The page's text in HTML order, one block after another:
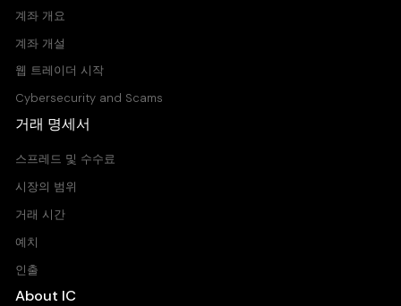
계좌 개요
계좌 개설
웹 트레이더 시작
Cybersecurity and Scams
거래 명세서
스프레드 및 수수료
시장의 범위
거래 시간
예치
인출
About IC